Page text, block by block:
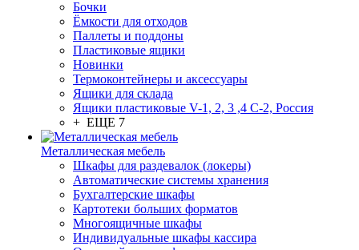
Бочки
Ёмкости для отходов
Паллеты и поддоны
Пластиковые ящики
Новинки
Термоконтейнеры и аксессуары
Ящики для склада
Ящики пластиковые V-1, 2, 3 ,4 С-2, Россия
+ ЕЩЕ 7
Металлическая мебель
Шкафы для раздевалок (локеры)
Автоматические системы хранения
Бухгалтерские шкафы
Картотеки больших форматов
Многоящичные шкафы
Индивидуальные шкафы кассира